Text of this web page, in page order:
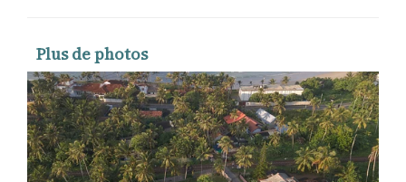
Plus de photos